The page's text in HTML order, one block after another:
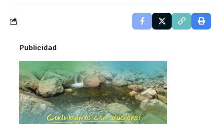
Publicidad